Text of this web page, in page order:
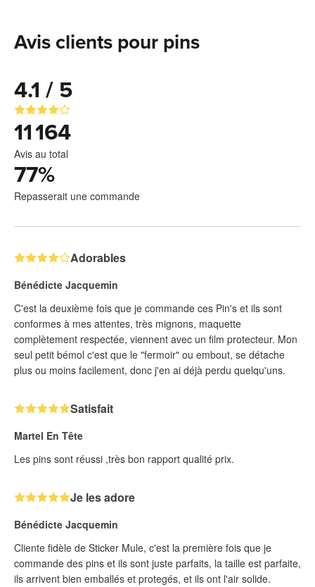
Avis clients pour pins
4.1 / 5
11 164
Avis au total
77%
Repasserait une commande
Adorables
Bénédicte Jacquemin
C'est la deuxième fois que je commande ces Pin's et ils sont
conformes à mes attentes, très mignons, maquette
complètement respectée, viennent avec un film protecteur. Mon
seul petit bémol c'est que le "fermoir" ou embout, se détache
plus ou moins facilement, donc j'en ai déjà perdu quelqu'uns.
Satisfait
Martel En Tête
Les pins sont réussi ,très bon rapport qualité prix.
Je les adore
Bénédicte Jacquemin
Cliente fidèle de Sticker Mule, c'est la première fois que je
commande des pins et ils sont juste parfaits, la taille est parfaite,
ils arrivent bien emballés et protegés, et ils ont l'air solide.